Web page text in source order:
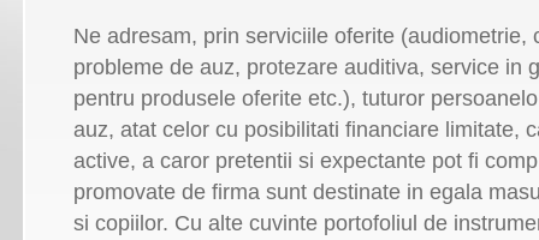
Ne adresam, prin serviciile oferite (audiometrie,
probleme de auz, protezare auditiva, service in
pentru produsele oferite etc.), tuturor
auz, atat celor cu posibilitati financiare limitate,
active, a caror pretentii si expectante pot fi
promovate de firma sunt destinate in egala
si copiilor. Cu alte cuvinte portofoliul de